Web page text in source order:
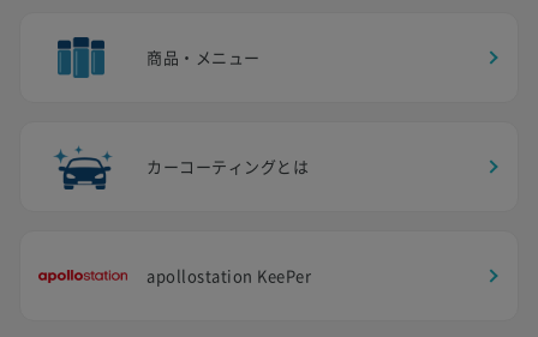
商品・メニュー
カーコーティングとは
apollostation KeePer